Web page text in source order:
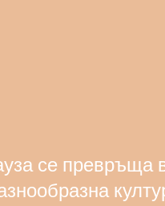
се превръща